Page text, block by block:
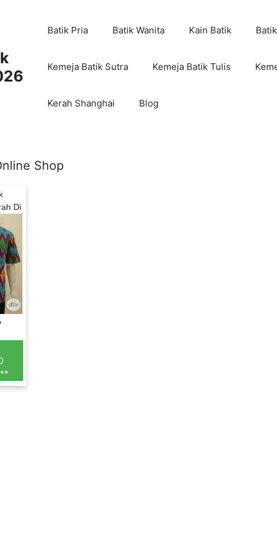
Batik Pria Batik Wanita Kain Batik
Kemeja Batik Sutra Kemeja Batik Tulis
Kerah Shanghai Blog
Shop
Di